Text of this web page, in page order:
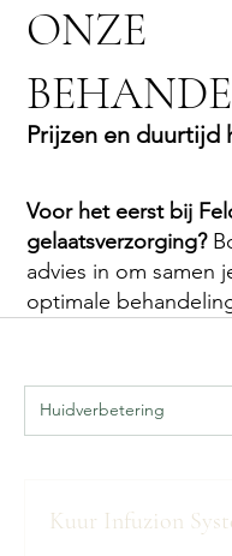
ONZE
Prijzen en duurtijd
Voor het eerst bij
gelaatsverzorging?
advies in om samen
optimale
Huidverbetering
Kuur Infuzion